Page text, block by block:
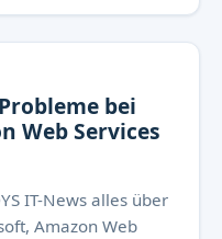
bei
Web Services
IT-News alles über
Amazon Web